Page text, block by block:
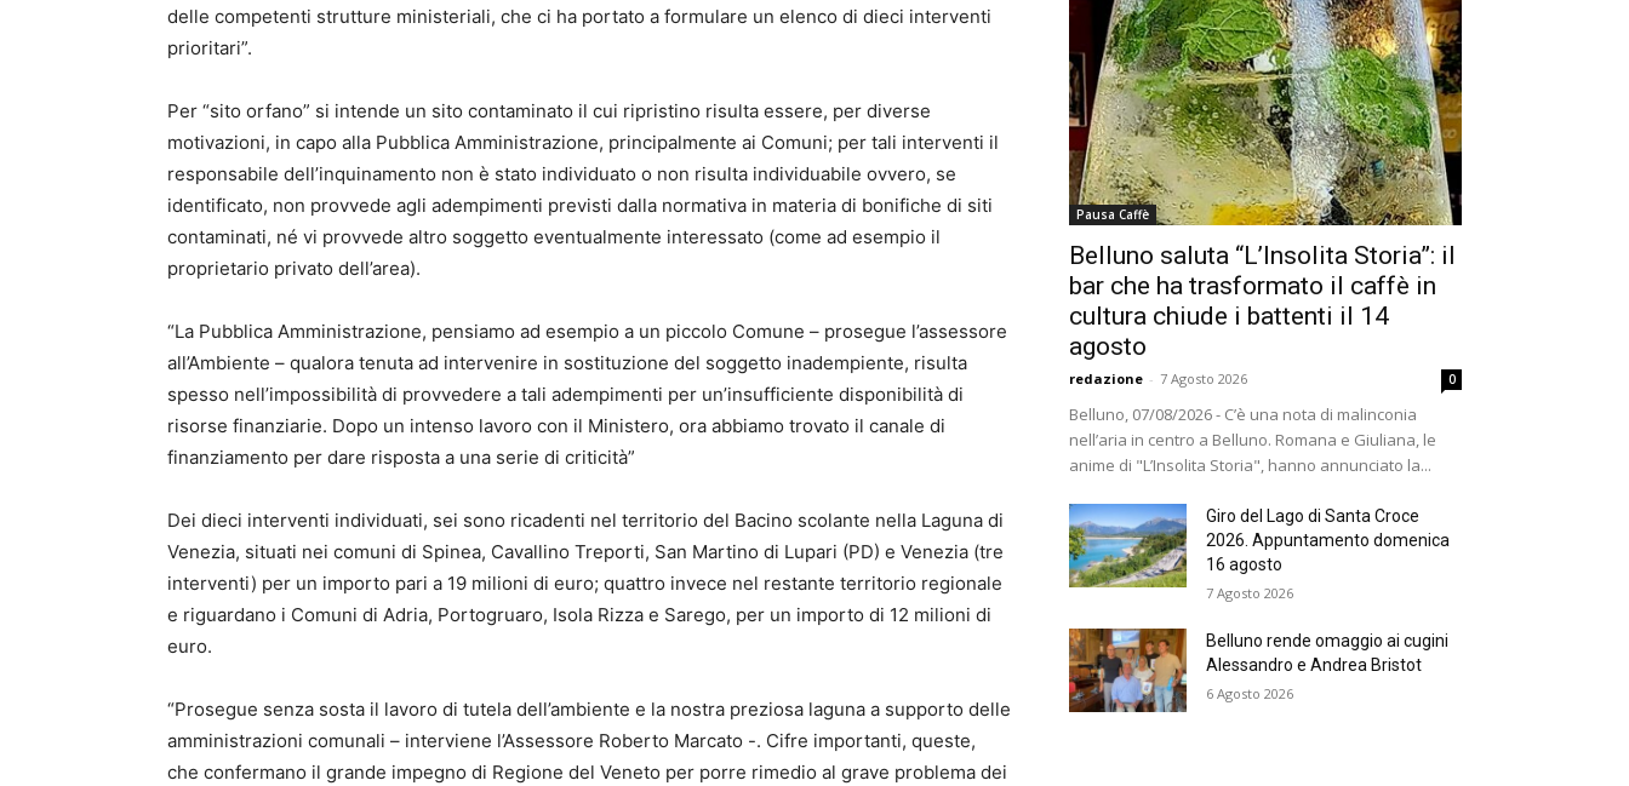
delle competenti strutture ministeriali, che ci ha portato a formulare un elenco di dieci interventi
prioritari”.
Per “sito orfano” si intende un sito contaminato il cui ripristino risulta essere, per diverse
motivazioni, in capo alla Pubblica Amministrazione, principalmente ai Comuni; per tali interventi il
responsabile dell’inquinamento non è stato individuato o non risulta individuabile ovvero, se
identificato, non provvede agli adempimenti previsti dalla normativa in materia di bonifiche di siti
contaminati, né vi provvede altro soggetto eventualmente interessato (come ad esempio il
proprietario privato dell’area).
“La Pubblica Amministrazione, pensiamo ad esempio a un piccolo Comune – prosegue l’assessore
all’Ambiente – qualora tenuta ad intervenire in sostituzione del soggetto inadempiente, risulta
spesso nell’impossibilità di provvedere a tali adempimenti per un’insufficiente disponibilità di
risorse finanziarie. Dopo un intenso lavoro con il Ministero, ora abbiamo trovato il canale di
finanziamento per dare risposta a una serie di criticità”
Dei dieci interventi individuati, sei sono ricadenti nel territorio del Bacino scolante nella Laguna di
Venezia, situati nei comuni di Spinea, Cavallino Treporti, San Martino di Lupari (PD) e Venezia (tre
interventi) per un importo pari a 19 milioni di euro; quattro invece nel restante territorio regionale
e riguardano i Comuni di Adria, Portogruaro, Isola Rizza e Sarego, per un importo di 12 milioni di
euro.
“Prosegue senza sosta il lavoro di tutela dell’ambiente e la nostra preziosa laguna a supporto delle
amministrazioni comunali – interviene l’Assessore Roberto Marcato -. Cifre importanti, queste,
che confermano il grande impegno di Regione del Veneto per porre rimedio al grave problema dei
Pausa Caffè
Belluno saluta “L’Insolita Storia”: il
bar che ha trasformato il caffè in
cultura chiude i battenti il 14
agosto
redazione - 7 Agosto 2026 0
Belluno, 07/08/2026 - C’è una nota di malinconia
nell’aria in centro a Belluno. Romana e Giuliana, le
anime di "L’Insolita Storia", hanno annunciato la...
Giro del Lago di Santa Croce
2026. Appuntamento domenica
16 agosto
7 Agosto 2026
Belluno rende omaggio ai cugini
Alessandro e Andrea Bristot
6 Agosto 2026